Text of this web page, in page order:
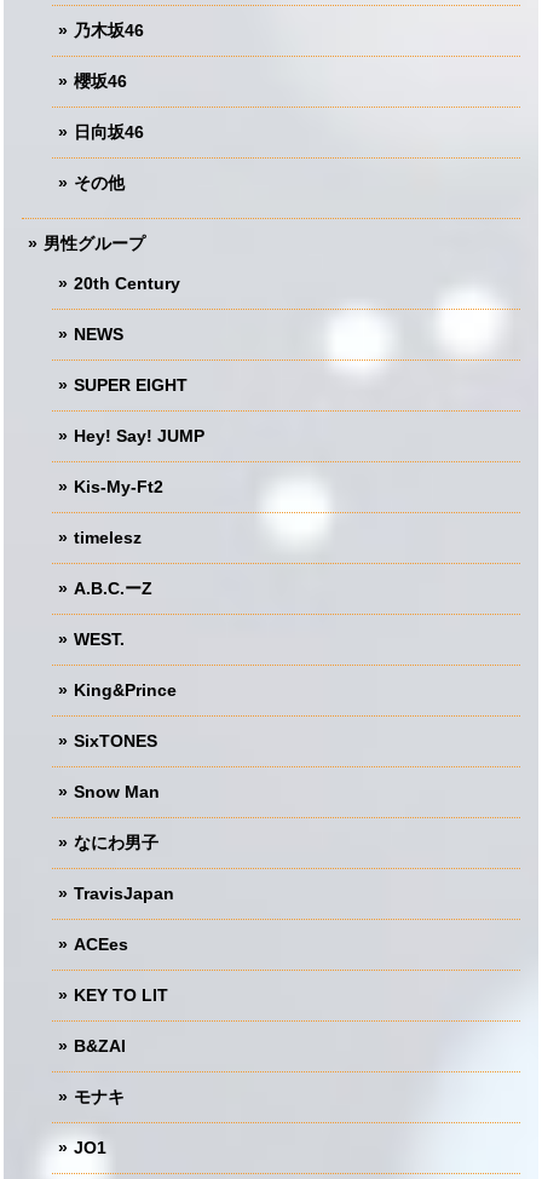
乃木坂46
櫻坂46
日向坂46
その他
男性グループ
20th Century
NEWS
SUPER EIGHT
Hey! Say! JUMP
Kis-My-Ft2
timelesz
A.B.C.ーZ
WEST.
King&Prince
SixTONES
Snow Man
なにわ男子
TravisJapan
ACEes
KEY TO LIT
B&ZAI
モナキ
JO1